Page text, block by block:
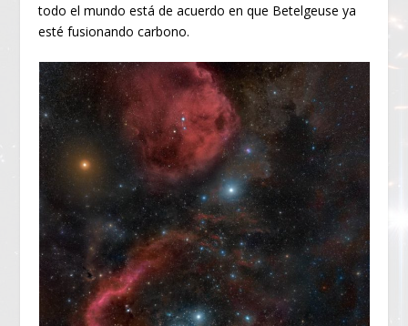
todo el mundo está de acuerdo en que Betelgeuse ya
esté fusionando carbono.